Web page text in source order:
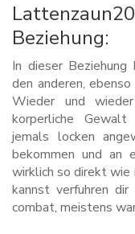
Beziehung:
In dieser
den anderen,
Wieder und
korperliche
jemals locken
bekommen und an
wirklich so direkt wie
kannst verfuhren
combat, meistens